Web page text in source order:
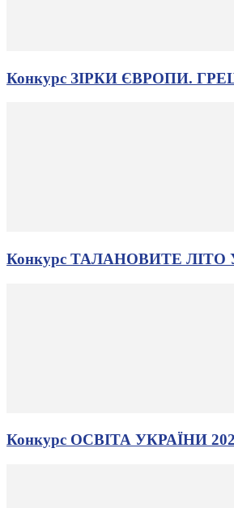
Конкурс ЗІРКИ ЄВРОПИ.
Конкурс ТАЛАНОВИТЕ ЛІТО
Конкурс ОСВІТА УКРАЇНИ